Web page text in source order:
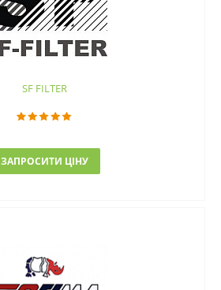
SF FILTER
ЗАПРОСИТИ ЦІНУ